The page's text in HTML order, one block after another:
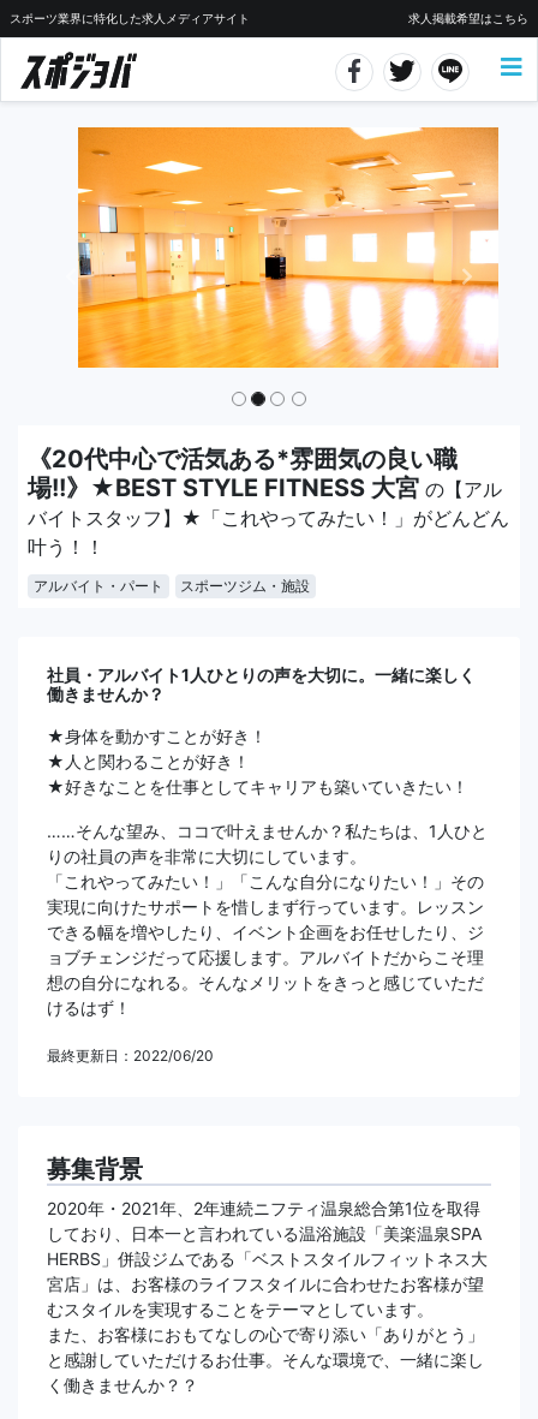
スポーツ業界に特化した求人メディアサイト 求人掲載希望はこちら
《20代中心で活気ある*雰囲気の良い職
場!!》★BEST STYLE FITNESS 大宮 の【アル
バイトスタッフ】★「これやってみたい！」がどんどん
叶う！！
アルバイト・パート スポーツジム・施設
社員・アルバイト1人ひとりの声を大切に。一緒に楽しく
働きませんか？
★身体を動かすことが好き！
★人と関わることが好き！
★好きなことを仕事としてキャリアも築いていきたい！
……そんな望み、ココで叶えませんか？私たちは、1人ひと
りの社員の声を非常に大切にしています。
「これやってみたい！」「こんな自分になりたい！」その
実現に向けたサポートを惜しまず行っています。レッスン
できる幅を増やしたり、イベント企画をお任せしたり、ジ
ョブチェンジだって応援します。アルバイトだからこそ理
想の自分になれる。そんなメリットをきっと感じていただ
けるはず！
最終更新日：2022/06/20
募集背景
2020年・2021年、2年連続ニフティ温泉総合第1位を取得
しており、日本一と言われている温浴施設「美楽温泉SPA
HERBS」併設ジムである「ベストスタイルフィットネス大
宮店」は、お客様のライフスタイルに合わせたお客様が望
むスタイルを実現することをテーマとしています。
また、お客様におもてなしの心で寄り添い「ありがとう」
と感謝していただけるお仕事。そんな環境で、一緒に楽し
く働きませんか？？